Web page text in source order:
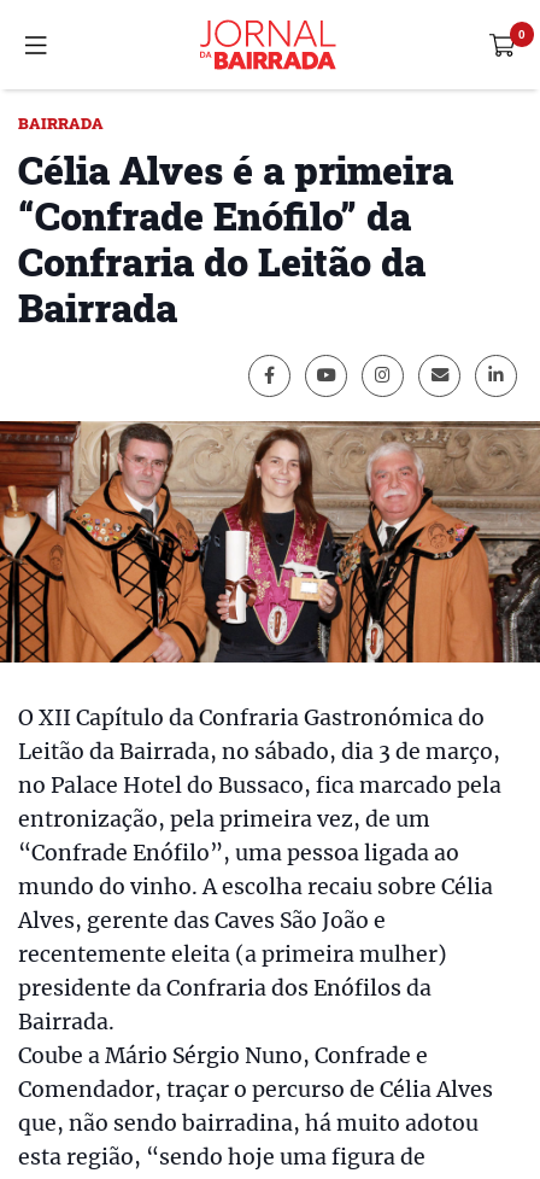
BAIRRADA
Célia Alves é a primeira
“Confrade Enófilo” da
Confraria do Leitão da
Bairrada
O XII Capítulo da Confraria Gastronómica do
Leitão da Bairrada, no sábado, dia 3 de março,
no Palace Hotel do Bussaco, fica marcado pela
entronização, pela primeira vez, de um
“Confrade Enófilo”, uma pessoa ligada ao
mundo do vinho. A escolha recaiu sobre Célia
Alves, gerente das Caves São João e
recentemente eleita (a primeira mulher)
presidente da Confraria dos Enófilos da
Bairrada.
Coube a Mário Sérgio Nuno, Confrade e
Comendador, traçar o percurso de Célia Alves
que, não sendo bairradina, há muito adotou
esta região, “sendo hoje uma figura de